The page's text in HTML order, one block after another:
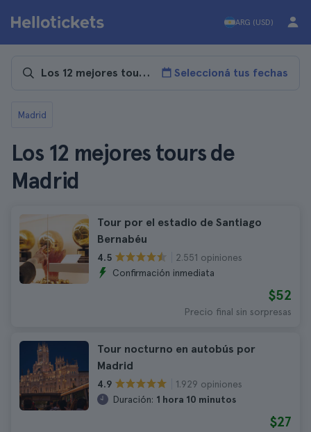
ARG (USD)
Seleccioná tus fechas
Madrid
Los 12 mejores tours de
Madrid
Tour por el estadio de Santiago
Bernabéu
4.5
2.551 opiniones
Confirmación inmediata
$52
Precio final sin sorpresas
Tour nocturno en autobús por
Madrid
4.9
1.929 opiniones
Duración: 1 hora 10 minutos
$27